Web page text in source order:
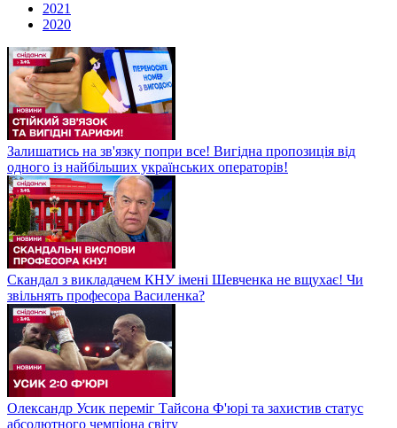
2021
2020
Залишатись на зв'язку попри все! Вигідна пропозиція від
одного із найбільших українських операторів!
Скандал з викладачем КНУ імені Шевченка не вщухає! Чи
звільнять професора Василенка?
Олександр Усик переміг Тайсона Ф'юрі та захистив статус
абсолютного чемпіона світу